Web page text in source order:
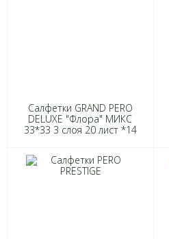
Салфетки GRAND PERO
DELUXE "Флора" МИКС
33*33 3 слоя 20 лист *14